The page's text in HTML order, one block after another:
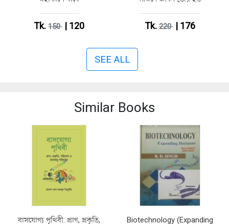
Tk.150| 120 Tk.220| 176
SEE ALL
Similar Books
বাসযোগ্য পৃথিবী: প্রাণ, প্রকৃতি,
Biotechnology (Expanding